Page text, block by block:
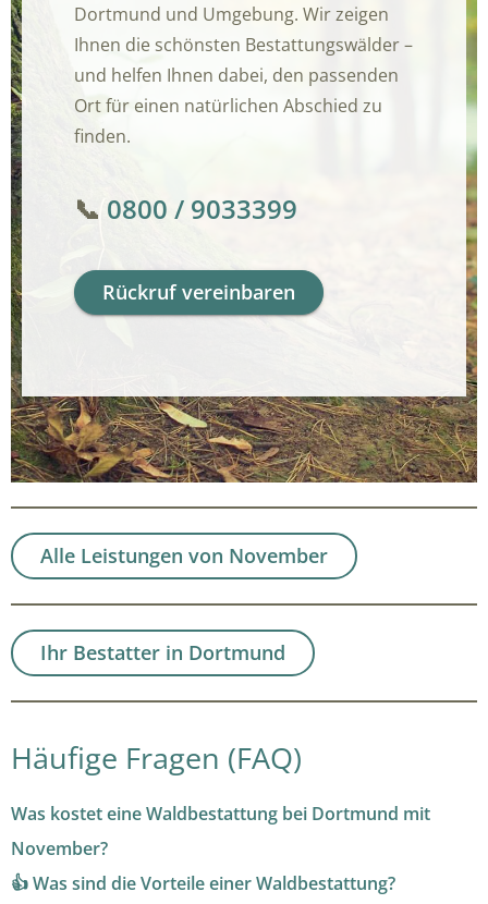
Dortmund und Umgebung. Wir zeigen
Ihnen die schönsten Bestattungswälder –
und helfen Ihnen dabei, den passenden
Ort für einen natürlichen Abschied zu
finden.
📞 0800 / 9033399
Rückruf vereinbaren
Alle Leistungen von November
Ihr Bestatter in Dortmund
Häufige Fragen (FAQ)
Was kostet eine Waldbestattung bei Dortmund mit
November?
👍 Was sind die Vorteile einer Waldbestattung?